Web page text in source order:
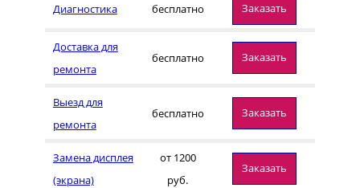
Диагностика бесплатно Заказать
Доставка для
ремонта
бесплатно Заказать
Выезд для
ремонта
бесплатно Заказать
Замена дисплея
(экрана)
от 1200
руб.
Заказать